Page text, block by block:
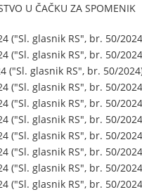
U ČAČKU ZA SPOMENIK
("Sl. glasnik RS", br. 50/
("Sl. glasnik RS", br. 50/
("Sl. glasnik RS", br. 50/
("Sl. glasnik RS", br. 50/
("Sl. glasnik RS", br. 50/
("Sl. glasnik RS", br. 50/
("Sl. glasnik RS", br. 50/
("Sl. glasnik RS", br. 50/
("Sl. glasnik RS", br. 50/
("Sl. glasnik RS", br. 50/